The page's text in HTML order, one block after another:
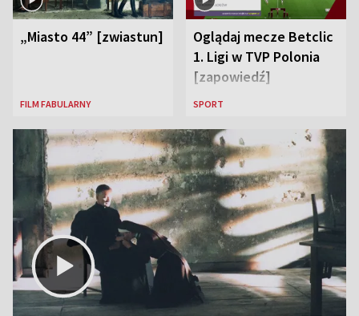
„Miasto 44” [zwiastun]
FILM FABULARNY
Oglądaj mecze Betclic
1. Ligi w TVP Polonia
[zapowiedź]
SPORT